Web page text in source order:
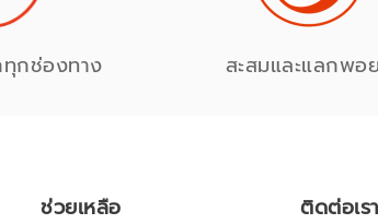
ทุกช่องทาง สะสมและแลกพอ
ช่วยเหลือ ติดต่อเรา